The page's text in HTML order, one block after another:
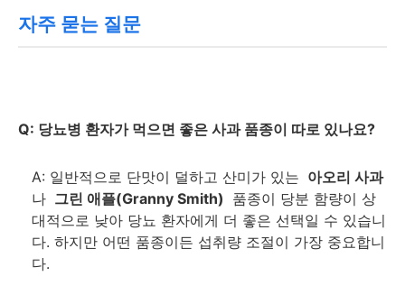
자주 묻는 질문
Q: 당뇨병 환자가 먹으면 좋은 사과 품종이 따로 있나요?
A: 일반적으로 단맛이 덜하고 산미가 있는 아오리 사과
나 그린 애플(Granny Smith) 품종이 당분 함량이 상
대적으로 낮아 당뇨 환자에게 더 좋은 선택일 수 있습니
다. 하지만 어떤 품종이든 섭취량 조절이 가장 중요합니
다.